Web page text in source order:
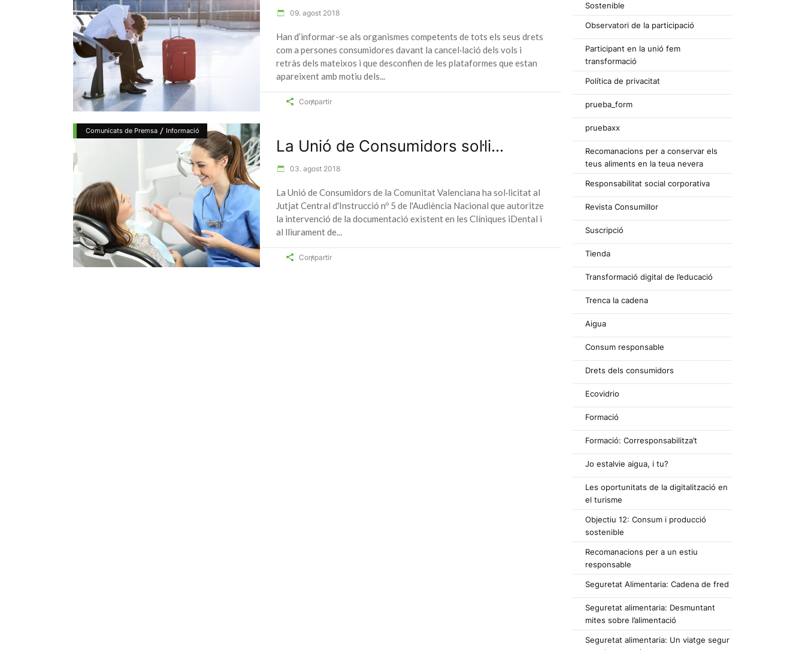
09. agost 2018
Han d’informar-se als organismes competents de tots els seus drets
com a persones consumidores davant la cancel·lació dels vols i
retràs dels mateixos i que desconfien de les plataformes que estan
apareixent amb motiu dels
Compartir
Comunicats de Premsa / Informació
La Unió de Consumidors sol·li...
03. agost 2018
La Unió de Consumidors de la Comunitat Valenciana ha sol·licitat al
Jutjat Central d'Instrucció nº 5 de l'Audiència Nacional que autoritze
la intervenció de la documentació existent en les Clíniques iDental i
al lliurament de
Compartir
Sostenible
Observatori de la participació
Participant en la unió fem
transformació
Política de privacitat
prueba_form
pruebaxx
Recomanacions per a conservar els
teus aliments en la teua nevera
Responsabilitat social corporativa
Revista Consumillor
Suscripció
Tienda
Transformació digital de l’educació
Trenca la cadena
Aigua
Consum responsable
Drets dels consumidors
Ecovidrio
Formació
Formació: Corresponsabilitza’t
Jo estalvie aigua, i tu?
Les oportunitats de la digitalització en
el turisme
Objectiu 12: Consum i producció
sostenible
Recomanacions per a un estiu
responsable
Seguretat Alimentaria: Cadena de fred
Seguretat alimentaria: Desmuntant
mites sobre l’alimentació
Seguretat alimentaria: Un viatge segur